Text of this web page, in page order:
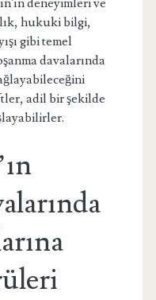
deneyimleri ve
hukuki bilgi,
gibi temel
davalarında
adil bir şekilde